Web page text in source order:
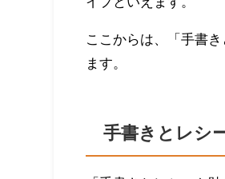
ここからは、「手書
ます。
手書きとレシ